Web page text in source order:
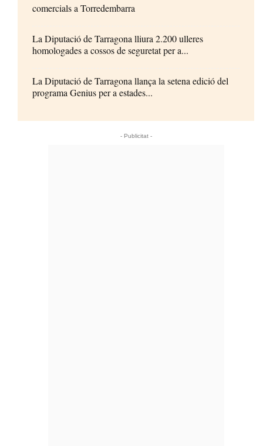
comercials a Torredembarra
La Diputació de Tarragona lliura 2.200 ulleres
homologades a cossos de seguretat per a...
La Diputació de Tarragona llança la setena edició del
programa Genius per a estades...
- Publicitat -